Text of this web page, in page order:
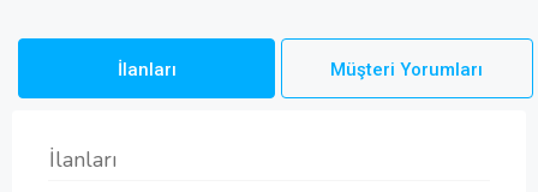
İlanları Müşteri Yorumları
İlanları